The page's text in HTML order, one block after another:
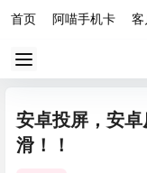
首页 阿喵手机卡 客
安卓投屏，安
滑！！